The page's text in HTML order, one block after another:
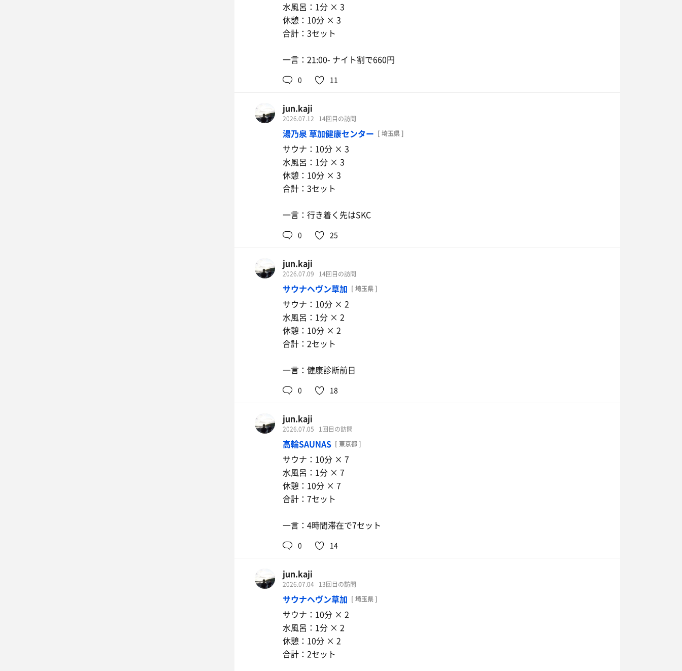
水風呂：1分 × 3
休憩：10分 × 3
合計：3セット
一言：21:00- ナイト割で660円
0 11
jun.kaji
2026.07.12 14回目の訪問
湯乃泉 草加健康センター [ 埼玉県 ]
サウナ：10分 × 3
水風呂：1分 × 3
休憩：10分 × 3
合計：3セット
一言：行き着く先はSKC
0 25
jun.kaji
2026.07.09 14回目の訪問
サウナヘヴン草加 [ 埼玉県 ]
サウナ：10分 × 2
水風呂：1分 × 2
休憩：10分 × 2
合計：2セット
一言：健康診断前日
0 18
jun.kaji
2026.07.05 1回目の訪問
高輪SAUNAS [ 東京都 ]
サウナ：10分 × 7
水風呂：1分 × 7
休憩：10分 × 7
合計：7セット
一言：4時間滞在で7セット
0 14
jun.kaji
2026.07.04 13回目の訪問
サウナヘヴン草加 [ 埼玉県 ]
サウナ：10分 × 2
水風呂：1分 × 2
休憩：10分 × 2
合計：2セット